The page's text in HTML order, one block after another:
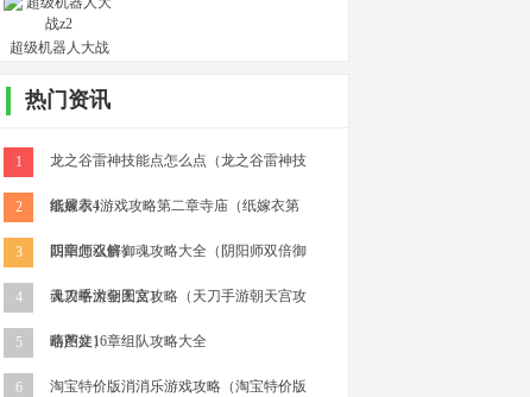
超级机器人大战
热门资讯
1 龙之谷雷神技能点怎么点（龙之谷雷神技
能展示）
2 纸嫁衣4游戏攻略第二章寺庙（纸嫁衣第
四章怎么解）
3 阴阳师双倍御魂攻略大全（阴阳师双倍御
魂攻略大全图文）
4 天刀手游朝天宫攻略（天刀手游朝天宫攻
略图文）
5 葫芦娃16章组队攻略大全
6 淘宝特价版消消乐游戏攻略（淘宝特价版